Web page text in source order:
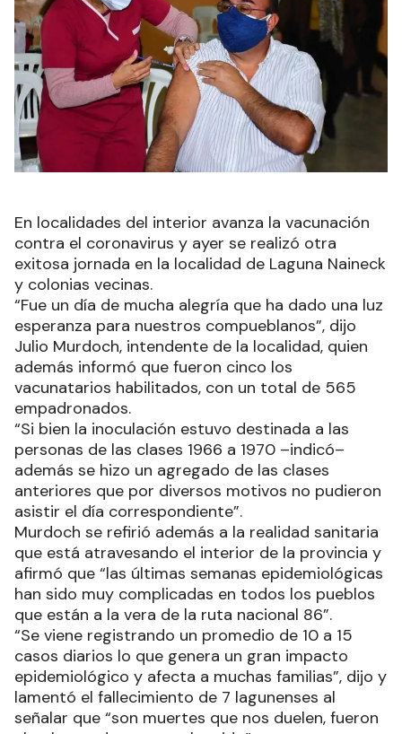
En localidades del interior avanza la vacunación
contra el coronavirus y ayer se realizó otra
exitosa jornada en la localidad de Laguna Naineck
y colonias vecinas.
“Fue un día de mucha alegría que ha dado una luz
esperanza para nuestros compueblanos”, dijo
Julio Murdoch, intendente de la localidad, quien
además informó que fueron cinco los
vacunatarios habilitados, con un total de 565
empadronados.
“Si bien la inoculación estuvo destinada a las
personas de las clases 1966 a 1970 –indicó–
además se hizo un agregado de las clases
anteriores que por diversos motivos no pudieron
asistir el día correspondiente”.
Murdoch se refirió además a la realidad sanitaria
que está atravesando el interior de la provincia y
afirmó que “las últimas semanas epidemiológicas
han sido muy complicadas en todos los pueblos
que están a la vera de la ruta nacional 86”.
“Se viene registrando un promedio de 10 a 15
casos diarios lo que genera un gran impacto
epidemiológico y afecta a muchas familias”, dijo y
lamentó el fallecimiento de 7 lagunenses al
señalar que “son muertes que nos duelen, fueron